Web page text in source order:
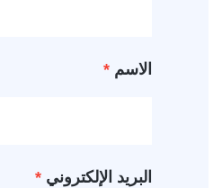
الاسم *
البريد الإلكتروني *